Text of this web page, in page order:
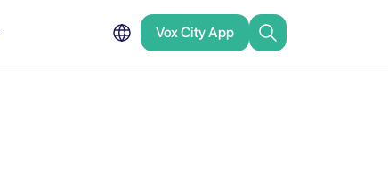
Vox City App